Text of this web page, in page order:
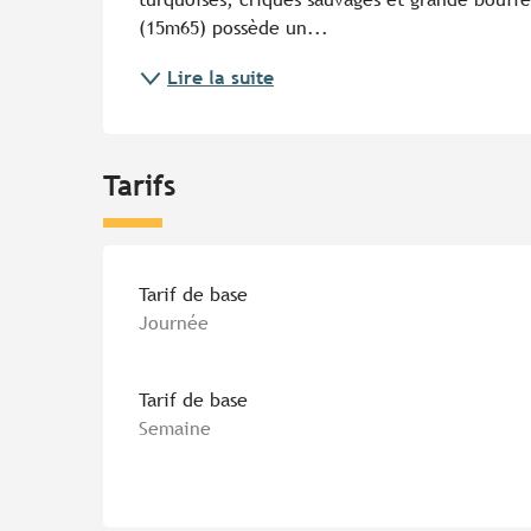
(15m65) possède un...
Lire la suite
Tarifs
Tarifs 2026
Tarif de base
Journée
Tarif de base
Semaine